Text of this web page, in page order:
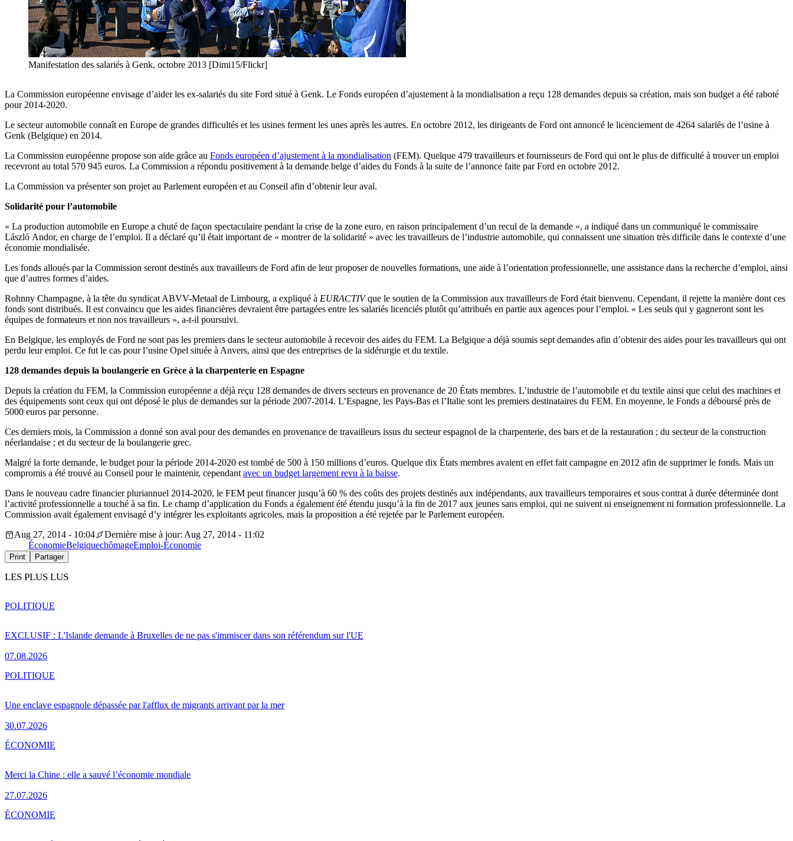
Manifestation des salariés à Genk, octobre 2013 [Dimi15/Flickr]
La Commission européenne envisage d’aider les ex-salariés du site Ford situé à Genk. Le Fonds européen d’ajustement à la mondialisation a reçu 128 demandes depuis sa création, mais son budget a été raboté
pour 2014-2020.
Le secteur automobile connaît en Europe de grandes difficultés et les usines ferment les unes après les autres. En octobre 2012, les dirigeants de Ford ont annoncé le licenciement de 4264 salariés de l’usine à
Genk (Belgique) en 2014.
La Commission européenne propose son aide grâce au Fonds européen d’ajustement à la mondialisation (FEM). Quelque 479 travailleurs et fournisseurs de Ford qui ont le plus de difficulté à trouver un emploi
recevront au total 570 945 euros. La Commission a répondu positivement à la demande belge d’aides du Fonds à la suite de l’annonce faite par Ford en octobre 2012.
La Commission va présenter son projet au Parlement européen et au Conseil afin d’obtenir leur aval.
Solidarité pour l’automobile
« La production automobile en Europe a chuté de façon spectaculaire pendant la crise de la zone euro, en raison principalement d’un recul de la demande », a indiqué dans un communiqué le commissaire
László Andor, en charge de l’emploi. Il a déclaré qu’il était important de « montrer de la solidarité » avec les travailleurs de l’industrie automobile, qui connaissent une situation très difficile dans le contexte d’une
économie mondialisée.
Les fonds alloués par la Commission seront destinés aux travailleurs de Ford afin de leur proposer de nouvelles formations, une aide à l’orientation professionnelle, une assistance dans la recherche d’emploi, ainsi
que d’autres formes d’aides.
Rohnny Champagne, à la tête du syndicat ABVV-Metaal de Limbourg, a expliqué à EURACTIVque le soutien de la Commission aux travailleurs de Ford était bienvenu. Cependant, il rejette la manière dont ces
fonds sont distribués. Il est convaincu que les aides financières devraient être partagées entre les salariés licenciés plutôt qu’attribués en partie aux agences pour l’emploi. « Les seuls qui y gagneront sont les
équipes de formateurs et non nos travailleurs », a-t-il poursuivi.
En Belgique, les employés de Ford ne sont pas les premiers dans le secteur automobile à recevoir des aides du FEM. La Belgique a déjà soumis sept demandes afin d’obtenir des aides pour les travailleurs qui ont
perdu leur emploi. Ce fut le cas pour l’usine Opel située à Anvers, ainsi que des entreprises de la sidérurgie et du textile.
128 demandes depuis la boulangerie en Grèce à la charpenterie en Espagne
Depuis la création du FEM, la Commission européenne a déjà reçu 128 demandes de divers secteurs en provenance de 20 États membres. L’industrie de l’automobile et du textile ainsi que celui des machines et
des équipements sont ceux qui ont déposé le plus de demandes sur la période 2007-2014. L’Espagne, les Pays-Bas et l’Italie sont les premiers destinataires du FEM. En moyenne, le Fonds a déboursé près de
5000 euros par personne.
Ces derniers mois, la Commission a donné son aval pour des demandes en provenance de travailleurs issus du secteur espagnol de la charpenterie, des bars et de la restauration ; du secteur de la construction
néerlandaise ; et du secteur de la boulangerie grec.
Malgré la forte demande, le budget pour la période 2014-2020 est tombé de 500 à 150 millions d’euros. Quelque dix États membres avaient en effet fait campagne en 2012 afin de supprimer le fonds. Mais un
compromis a été trouvé au Conseil pour le maintenir, cependant avec un budget largement revu à la baisse.
Dans le nouveau cadre financier pluriannuel 2014-2020, le FEM peut financer jusqu’à 60 % des coûts des projets destinés aux indépendants, aux travailleurs temporaires et sous contrat à durée déterminée dont
l’activité professionnelle a touché à sa fin. Le champ d’application du Fonds a également été étendu jusqu’à la fin de 2017 aux jeunes sans emploi, qui ne suivent ni enseignement ni formation professionnelle. La
Commission avait également envisagé d’y intégrer les exploitants agricoles, mais la proposition a été rejetée par le Parlement européen.
Aug 27, 2014 - 10:04
Dernière mise à jour: Aug 27, 2014 - 11:02
ÉconomieBelgiquechômageEmploi-Économie
Print Partager
LES PLUS LUS
EXCLUSIF : L'Islande demande à Bruxelles de ne pas s'immiscer dans son référendum sur l'UE
07.08.2026
POLITIQUE
Une enclave espagnole dépassée par l'afflux de migrants arrivant par la mer
30.07.2026
POLITIQUE
Merci la Chine : elle a sauvé l’économie mondiale
27.07.2026
ÉCONOMIE
ÉCONOMIE